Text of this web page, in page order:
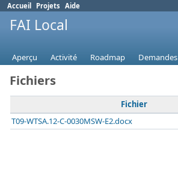
Accueil Projets Aide
FAI Local
Aperçu Activité Roadmap Demandes
Fichiers
Fichier
T09-WTSA.12-C-0030MSW-E2.docx